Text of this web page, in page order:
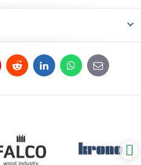
Reddit LinkedInWhatsApp
E-
mail